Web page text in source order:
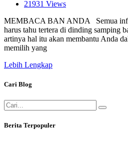
21931 Views
MEMBACA BAN ANDA Semua
harus tahu tertera di dinding samping
artinya hal itu akan membantu Anda
memilih yang
Lebih Lengkap
Cari Blog
Berita Terpopuler